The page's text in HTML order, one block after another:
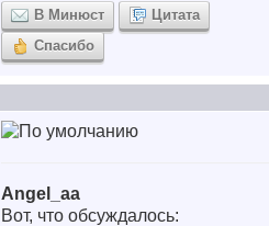
В Минюст
Цитата
Спасибо
Angel_aa
Вот, что обсуждалось: